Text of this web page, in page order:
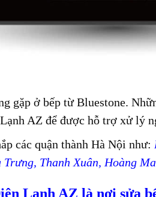
gặp ở bếp từ Bluestone.
AZ để được hỗ trợ xử lý
các quận thành Hà Nội như:
Thanh Xuân, Hoàng
Lạnh AZ là nơi sửa